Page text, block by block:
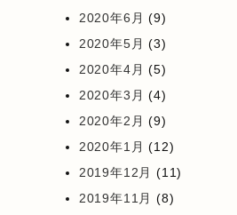
2020年6月 (9)
2020年5月 (3)
2020年4月 (5)
2020年3月 (4)
2020年2月 (9)
2020年1月 (12)
2019年12月 (11)
2019年11月 (8)